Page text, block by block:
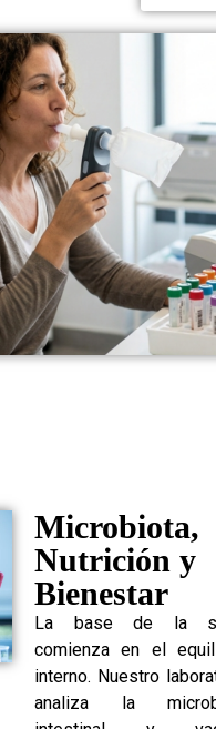
Microbiota,
Nutrición y
Bienestar
La base de la
comienza en el
interno. Nuestro
analiza la